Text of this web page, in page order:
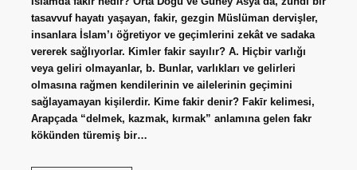
tasavvuf hayatı yaşayan, fakir, gezgin Müslüman dervişler,
insanlara İslam’ı öğretiyor ve geçimlerini zekât ve sadaka
vererek sağlıyorlar. Kimler fakir sayılır? A. Hiçbir varlığı
veya geliri olmayanlar, b. Bunlar, varlıkları ve gelirleri
olmasına rağmen kendilerinin ve ailelerinin geçimini
sağlayamayan kişilerdir. Kime fakir denir? Fakīr kelimesi,
Arapçada “delmek, kazmak, kırmak” anlamına gelen fakr
kökünden türemiş bir…